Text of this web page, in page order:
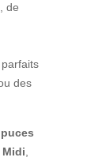
, de
des
Midi